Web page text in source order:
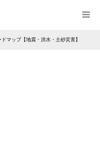
マップ【地震・洪水・土砂災害】